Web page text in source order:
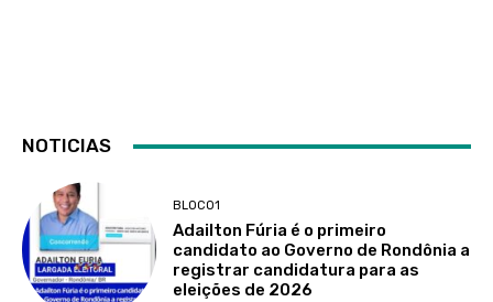
NOTICIAS
BLOCO1
Adailton Fúria é o primeiro
candidato ao Governo de Rondônia a
registrar candidatura para as
eleições de 2026